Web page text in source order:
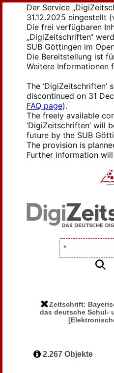
Der Service
31.12.2025 eingestellt
Die frei verfügbaren
„DigiZeitschriften“
SUB Göttingen im
Die Bereitstellung ist
Weitere Informationen
The ‘DigiZeitschriften’
discontinued on 31
FAQ page).
The freely available
‘DigiZeitschriften’ will
future by the SUB
The provision is
Further information
Zeitschrift:
das deutsche Schul-
2.267 Objekte